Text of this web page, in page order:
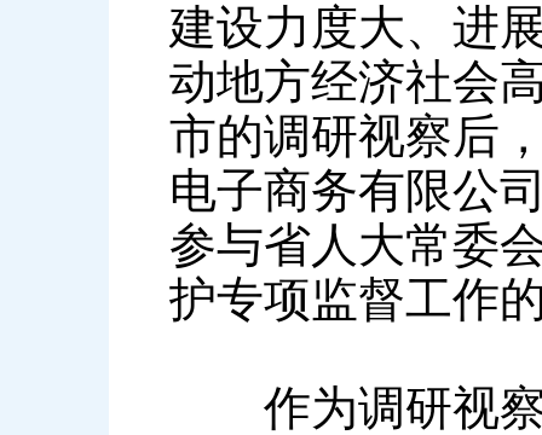
建设力度大、进
动地方经济社会
市的调研视察后
电子商务有限公
参与省人大常委
护专项监督工作
作为调研视察